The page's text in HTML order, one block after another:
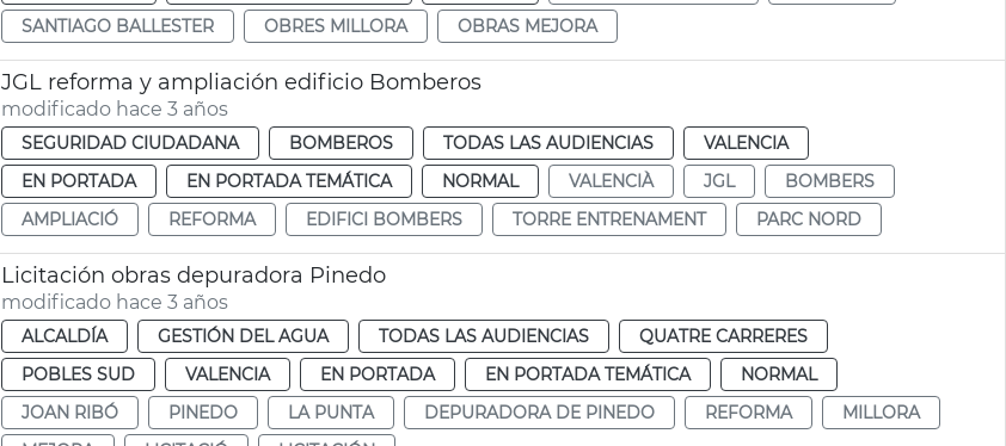
SANTIAGO BALLESTER
OBRES MILLORA OBRAS MEJORA
JGL reforma y ampliación edificio Bomberos
modificado hace 3 años
SEGURIDAD CIUDADANA BOMBEROS TODAS LAS AUDIENCIAS
VALENCIA
EN PORTADA
EN PORTADA TEMÁTICA NORMAL VALENCIÀ JGL
BOMBERS
AMPLIACIÓ
REFORMA EDIFICI BOMBERS TORRE ENTRENAMENT PARC NORD
Licitación obras depuradora Pinedo
modificado hace 3 años
ALCALDÍA GESTIÓN DEL AGUA TODAS LAS AUDIENCIAS
QUATRE CARRERES
POBLES SUD
VALENCIA EN PORTADA EN PORTADA TEMÁTICA
NORMAL
JOAN RIBÓ
PINEDO LA PUNTA DEPURADORA DE PINEDO REFORMA
MILLORA